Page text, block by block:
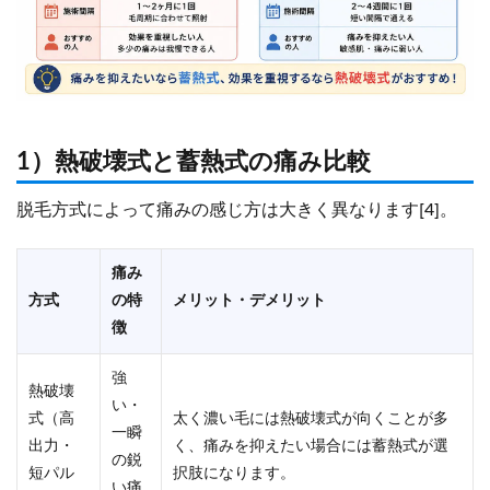
1）熱破壊式と蓄熱式の痛み比較
脱毛方式によって痛みの感じ方は大きく異なります[4]。
方式
痛み
の特
徴
メリット・デメリット
熱破壊
式（高
出力・
短パル
強
い・
一瞬
の鋭
太く濃い毛には熱破壊式が向くことが多
く、痛みを抑えたい場合には蓄熱式が選
択肢になります。